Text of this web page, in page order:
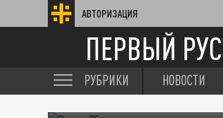
АВТОРИЗАЦИЯ
ПЕРВЫЙ
РУБРИКИ НОВОСТИ